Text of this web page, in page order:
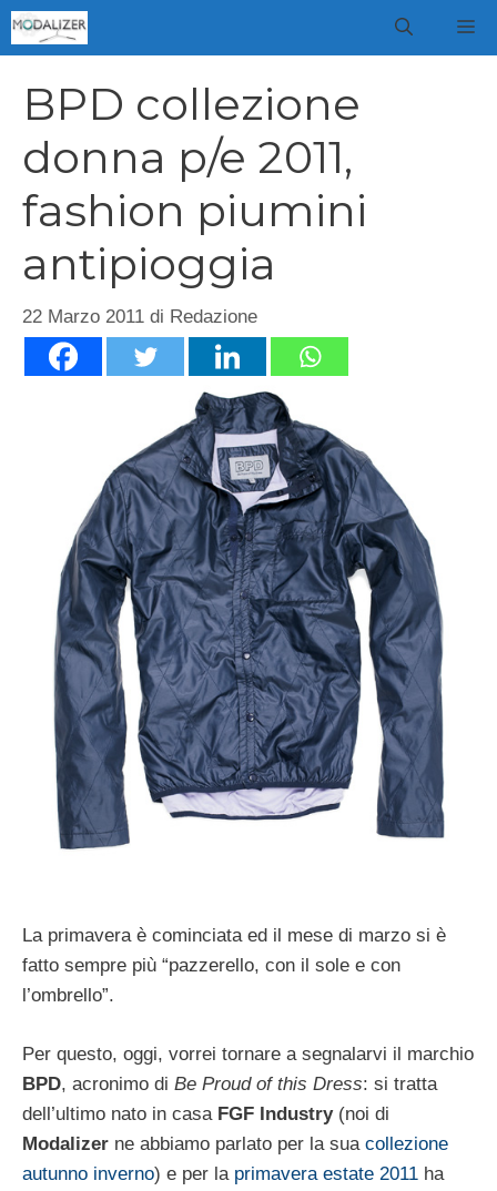
Vai
al
BPD collezione
donna p/e 2011,
fashion piumini
antipioggia
22 Marzo 2011 di Redazione
La primavera è cominciata ed il mese di marzo si è
fatto sempre più “pazzerello, con il sole e con
l’ombrello”.
Per questo, oggi, vorrei tornare a segnalarvi il marchio
BPD, acronimo di Be Proud of this Dress: si tratta
dell’ultimo nato in casa FGF Industry(noi di
Modalizer ne abbiamo parlato per la sua collezione
autunno inverno) e per la primavera estate 2011 ha